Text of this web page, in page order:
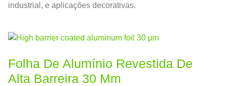
industrial, e aplicações decorativas.
Folha De Alumínio Revestida De
Alta Barreira 30 Μm